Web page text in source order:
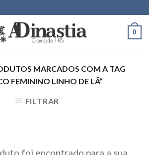
0
MARCADOS COM A TAG
FEMININO LINHO DE LÃ”
FILTRAR